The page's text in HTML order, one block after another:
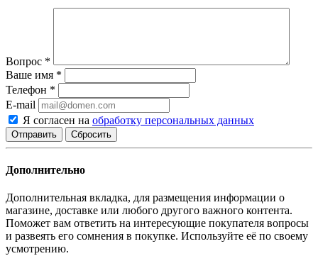
Вопрос *
Ваше имя *
Телефон *
E-mail
Я согласен на обработку персональных данных
Сбросить
Дополнительно
Дополнительная вкладка, для размещения информации о
магазине, доставке или любого другого важного контента.
Поможет вам ответить на интересующие покупателя вопросы
и развеять его сомнения в покупке. Используйте её по своему
усмотрению.